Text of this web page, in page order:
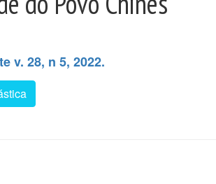
v. 28, n 5, 2022.